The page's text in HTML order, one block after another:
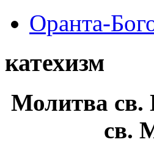
Оранта-
катехизм
Молитва св.
св.